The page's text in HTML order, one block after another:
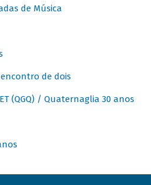
de Música
de dois
(QGQ) / Quaternaglia 30 anos